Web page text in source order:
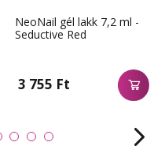
NeoNail gél lakk 7,2 ml -
Seductive Red
3 755 Ft